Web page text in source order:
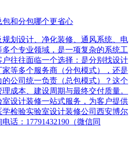
和分包哪个更省心
划设计、净化装修、通风系统、电
个专业领域，是一项复杂的系统工
往往面临一个选择：是分别找设计
等多个服务商（分包模式），还是
公司统一负责（总包模式）？这个
成本、建设周期与最终交付质量。
设计装修一站式服务，为客户提供
检验实验室设计装修公司西安博尔
话：17791432190（微信同